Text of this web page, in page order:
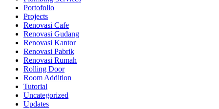
Portofolio
Projects
Renovasi Cafe
Renovasi Gudang
Renovasi Kantor
Renovasi Pabrik
Renovasi Rumah
Rolling Door
Room Addition
Tutorial
Uncategorized
Updates